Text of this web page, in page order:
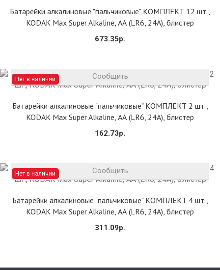
Батарейки алкалиновые "пальчиковые" КОМПЛЕКТ 12 шт.,
KODAK Max Super Alkaline, АА (LR6, 24А), блистер
673.35р.
Нет в наличии Сообщить
Батарейки алкалиновые "пальчиковые" КОМПЛЕКТ 2 шт.,
KODAK Max Super Alkaline, АА (LR6, 24А), блистер
162.73р.
Нет в наличии Сообщить
Батарейки алкалиновые "пальчиковые" КОМПЛЕКТ 4 шт.,
KODAK Max Super Alkaline, АА (LR6, 24А), блистер
311.09р.